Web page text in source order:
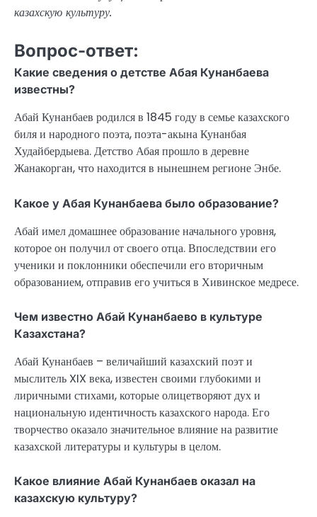
казахскую культуру.
Вопрос-ответ:
Какие сведения о детстве Абая Кунанбаева
известны?
Абай Кунанбаев родился в 1845 году в семье казахского
биля и народного поэта, поэта-акына Кунанбая
Худайбердыева. Детство Абая прошло в деревне
Жанакорган, что находится в нынешнем регионе Энбе.
Какое у Абая Кунанбаева было образование?
Абай имел домашнее образование начального уровня,
которое он получил от своего отца. Впоследствии его
ученики и поклонники обеспечили его вторичным
образованием, отправив его учиться в Хивинское медресе.
Чем известно Абай Кунанбаево в культуре
Казахстана?
Абай Кунанбаев – величайший казахский поэт и
мыслитель XIX века, известен своими глубокими и
лиричными стихами, которые олицетворяют дух и
национальную идентичность казахского народа. Его
творчество оказало значительное влияние на развитие
казахской литературы и культуры в целом.
Какое влияние Абай Кунанбаев оказал на
казахскую культуру?